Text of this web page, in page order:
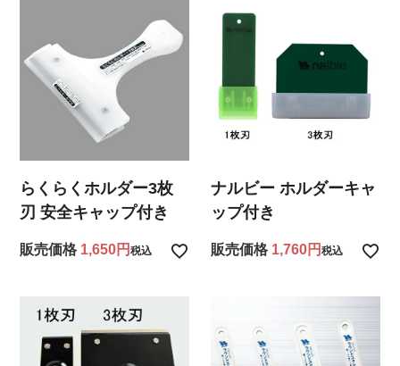
らくらくホルダー3枚
刃 安全キャップ付き
販売価格 1,650 税込
ナルビー ホルダーキャ
ップ付き
販売価格 1,760 税込